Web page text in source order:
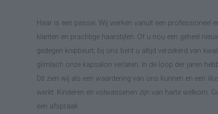
Haar is een passie. Wij werken vanuit een professioneel
klanten en prachtige haarstijlen. Of u nou een geheel
gedegen knipbeurt; bij ons bent u altijd verzekerd van
glimlach onze kapsalon verlaten. In de loop der jaren
Dit zien wij als een waardering van ons kunnen en een
werkt. Kinderen en volwassenen zijn van harte welkom.
een afspraak.